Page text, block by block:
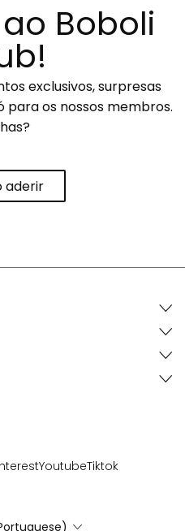
Boboli
exclusivos, surpresas
para os nossos membros.
aderir
YoutubeTiktok